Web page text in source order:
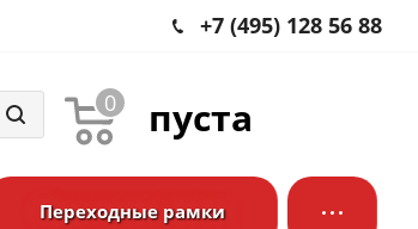
+7 (495) 128 56 88
пуста
0
Переходные рамки